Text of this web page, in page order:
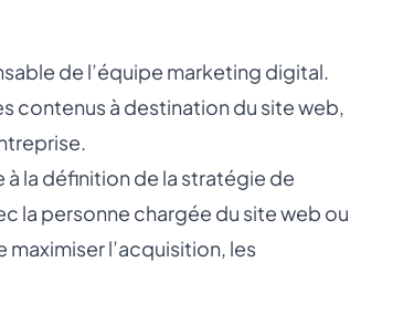
de l’équipe marketing digital.
contenus à destination du site web,
à la définition de la stratégie de
la personne chargée du site web ou
maximiser l’acquisition, les